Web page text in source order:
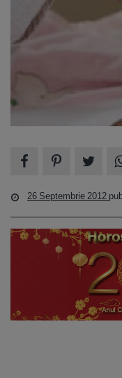
26 Septembrie 2012